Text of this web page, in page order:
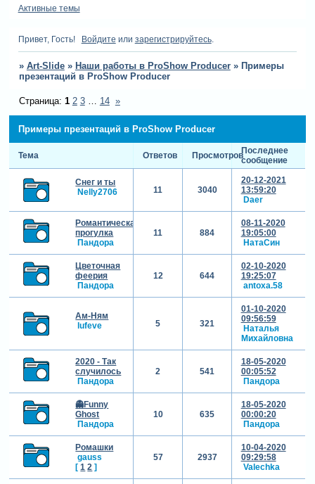
Активные темы
Привет, Гость! Войдите или зарегистрируйтесь.
» Art-Slide » Наши работы в ProShow Producer » Примеры
презентаций в ProShow Producer
Примеры презентаций в ProShow Producer
Страница: 1 2 3 … 14 »
Тема Ответов ПросмотровПоследнее
сообщение
Снег и ты
Nelly2706
11 3040
20-12-2021
13:59:20
Daer
Романтическая
прогулка
Пандора
11 884
08-11-2020
19:05:00
НатаСин
Цветочная
феерия
Пандора
12 644
02-10-2020
19:25:07
antoxa.58
Ам-Ням
lufeve
5 321
01-10-2020
09:56:59
Наталья
Михайловна
2020 - Так
случилось
Пандора
2 541
18-05-2020
00:05:52
Пандора
👻Funny
Ghost
Пандора
10 635
18-05-2020
00:00:20
Пандора
Ромашки
gauss
[ 1 2 ]
57 2937
10-04-2020
09:29:58
Valechka